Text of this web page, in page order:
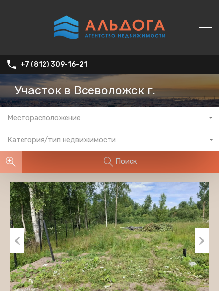
+7 (812) 309-16-21
Участок в Всеволожск г.
Месторасположение
Категория/тип недвижимости
Поиск
Previous Next